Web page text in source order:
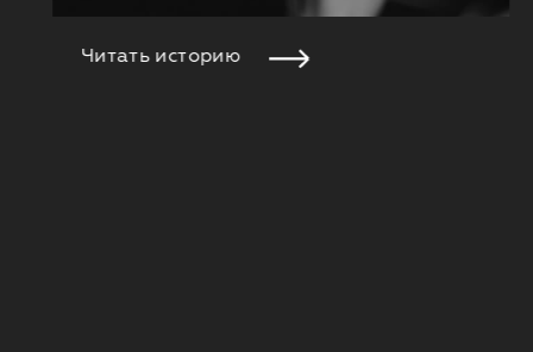
Читать историю